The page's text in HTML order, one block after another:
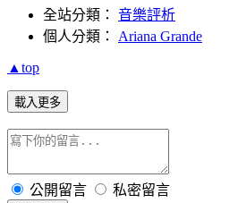
全站分類： 音樂評析
個人分類： Ariana Grande
▲top
載入更多
公開留言 私密留言